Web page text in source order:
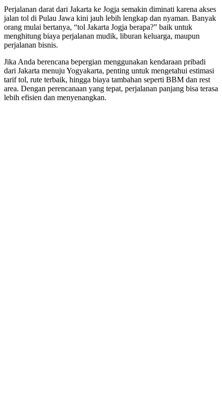
Perjalanan darat dari Jakarta ke Jogja semakin diminati karena akses
jalan tol di Pulau Jawa kini jauh lebih lengkap dan nyaman. Banyak
orang mulai bertanya, “tol Jakarta Jogja berapa?” baik untuk
menghitung biaya perjalanan mudik, liburan keluarga, maupun
perjalanan bisnis.
Jika Anda berencana bepergian menggunakan kendaraan pribadi
dari Jakarta menuju Yogyakarta, penting untuk mengetahui estimasi
tarif tol, rute terbaik, hingga biaya tambahan seperti BBM dan rest
area. Dengan perencanaan yang tepat, perjalanan panjang bisa terasa
lebih efisien dan menyenangkan.